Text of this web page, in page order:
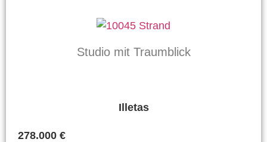
Studio mit Traumblick
Illetas
278.000 €